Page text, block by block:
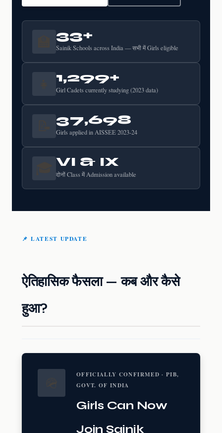
33+
Sainik Schools across India — सभी में Girls eligible
1,299+
Girl Cadets currently studying (2023 data)
37,698
Girls applied in AISSEE 2023-24
VI & IX
दोनों Class में Admission available
📌 LATEST UPDATE
ऐतिहासिक फैसला — कब और कैसे
हुआ?
OFFICIALLY CONFIRMED · PIB,
GOVT. OF INDIA
Girls Can Now
Join Sainik